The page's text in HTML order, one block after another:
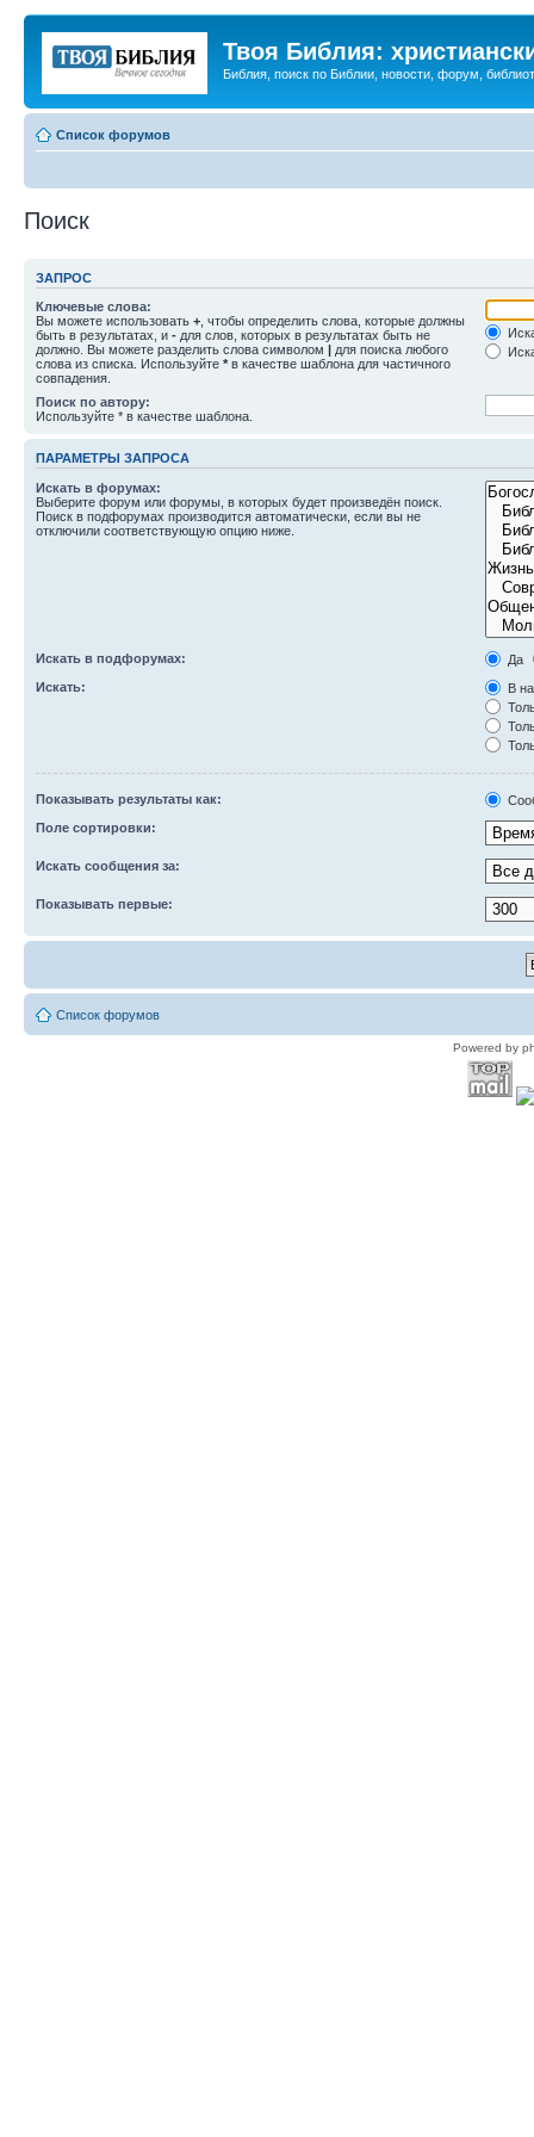
Твоя Библия:
Библия, поиск по Библии, новости, форум,
Список форумов
Поиск
ЗАПРОС
Ключевые слова:
Вы можете использовать + , чтобы определить слова, которые должны
быть в результатах, и - для слов, которых в результатах быть не
должно. Вы можете разделить слова символом | для поиска любого
слова из списка. Используйте * в качестве шаблона для частичного
совпадения.
Поиск по автору:
Используйте * в качестве шаблона.
ПАРАМЕТРЫ ЗАПРОСА
Искать в форумах:
Выберите форум или форумы, в которых будет произведён поиск.
Поиск в подфорумах производится автоматически, если вы не
отключили соответствующую опцию ниже.
Искать в подфорумах:
Да
Искать:
В
Показывать результаты как:
Поле сортировки:
Искать сообщения за:
Показывать первые:
Список форумов
Powered by